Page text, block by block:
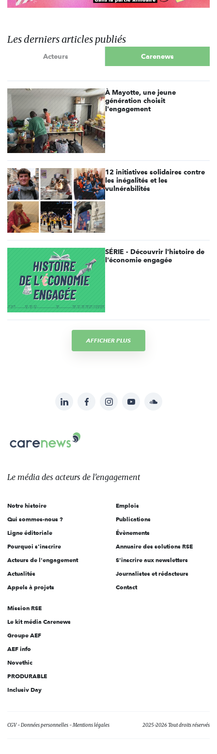
Les derniers articles publiés
Acteurs Carenews
À Mayotte, une jeune
génération choisit
l'engagement
12 initiatives solidaires contre
les inégalités et les
vulnérabilités
SÉRIE - Découvrir l'histoire de
l'économie engagée
AFFICHER PLUS
sur:
LinkedInFacebookInstagramYouTubeSoundcloud
Le
des
l'engagement
Le média des acteurs de l'engagement
Notre histoire
Qui sommes-nous ?
Ligne éditoriale
Pourquoi s'inscrire
Acteurs de l'engagement
Actualités
Appels à projets
Emplois
Publications
Évènements
Annuaire des solutions RSE
S'inscrire aux newsletters
Journalistes et rédacteurs
Contact
Mission RSE
Le kit média Carenews
Groupe AEF
AEF info
Novethic
PRODURABLE
Inclusiv Day
CGV Données personnelles Mentions légales 2025-2026 Tout droits réservés